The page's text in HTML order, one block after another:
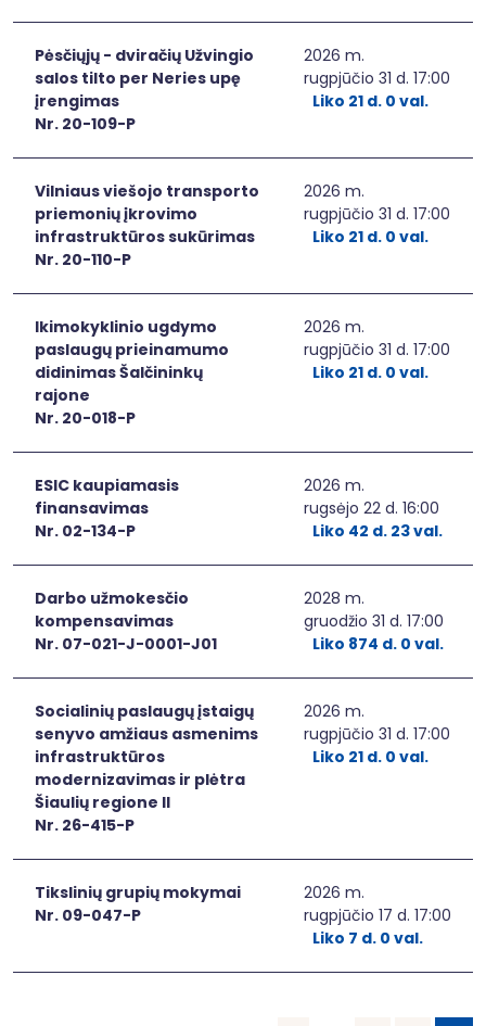
Pėsčiųjų - dviračių Užvingio
salos tilto per Neries upę
įrengimas
Nr. 20-109-P
2026 m.
rugpjūčio 31 d. 17:00
Liko 21 d. 0 val.
Vilniaus viešojo transporto
priemonių įkrovimo
infrastruktūros sukūrimas
Nr. 20-110-P
2026 m.
rugpjūčio 31 d. 17:00
Liko 21 d. 0 val.
Ikimokyklinio ugdymo
paslaugų prieinamumo
didinimas Šalčininkų
rajone
Nr. 20-018-P
2026 m.
rugpjūčio 31 d. 17:00
Liko 21 d. 0 val.
ESIC kaupiamasis
finansavimas
Nr. 02-134-P
2026 m.
rugsėjo 22 d. 16:00
Liko 42 d. 23 val.
Darbo užmokesčio
kompensavimas
Nr. 07-021-J-0001-J01
2028 m.
gruodžio 31 d. 17:00
Liko 874 d. 0 val.
Socialinių paslaugų įstaigų
senyvo amžiaus asmenims
infrastruktūros
modernizavimas ir plėtra
Šiaulių regione II
Nr. 26-415-P
2026 m.
rugpjūčio 31 d. 17:00
Liko 21 d. 0 val.
Tikslinių grupių mokymai
Nr. 09-047-P
2026 m.
rugpjūčio 17 d. 17:00
Liko 7 d. 0 val.